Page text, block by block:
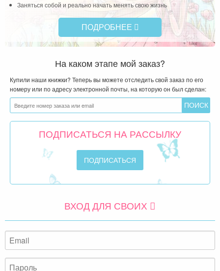
Заняться собой и реально начать менять свою жизнь
ПОДРОБНЕЕ
На каком этапе мой заказ?
Купили наши книжки? Теперь вы можете отследить свой заказ по его
номеру или по адресу электронной почты, на которую он был сделан:
ПОДПИСАТЬСЯ НА РАССЫЛКУ
ВХОД ДЛЯ СВОИХ